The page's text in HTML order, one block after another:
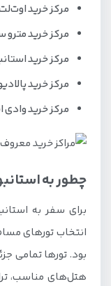
مرکز خرید
مرکز خرید مترو
مرکز خرید
مرکز خرید
مرکز خرید وادی
چطور به
برای سفر به
انتخاب تورهای
بود. تورها تمامی
هتل‌های مناسب،